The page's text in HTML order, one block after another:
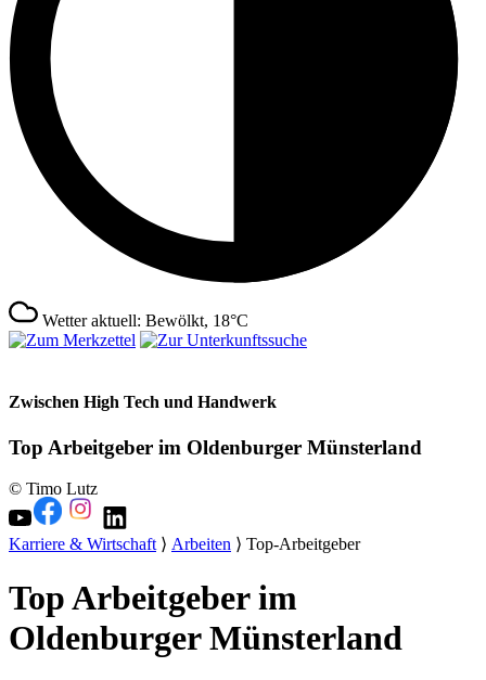
Wetter aktuell: Bewölkt, 18°C
Zwischen High Tech und Handwerk
Top Arbeitgeber im Oldenburger Münsterland
© Timo Lutz
Karriere & Wirtschaft⟩ Arbeiten ⟩ Top-Arbeitgeber
Top Arbeitgeber im
Oldenburger Münsterland